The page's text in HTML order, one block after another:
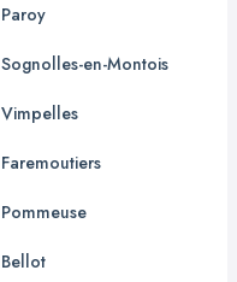
Paroy
Sognolles-en-Montois
Vimpelles
Faremoutiers
Pommeuse
Bellot